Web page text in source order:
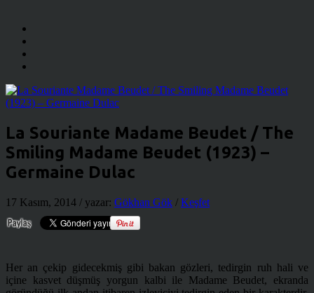
La Souriante Madame Beudet / The
Smiling Madame Beudet (1923) –
Germaine Dulac
17 Kasım, 2014 / yazar: Gökhan Gök / Keşfet
Her an çekip gidecekmiş gibi bakan gözleri, tedirgin ruh hali ve
içine kasvet düşmüş yorgun kalbi ile Madame Beudet, ekranda